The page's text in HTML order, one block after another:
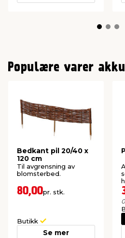
Populære varer
Bedkant pil 20/40 x
120 cm
Til avgrensning av
blomsterbed.
80,00pr. stk.
Butikk
Se mer